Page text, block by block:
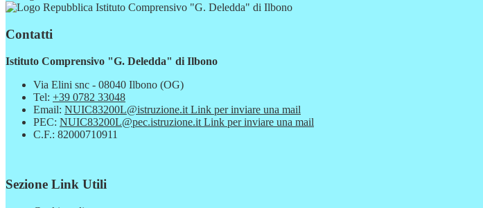
Istituto Comprensivo "G. Deledda" di Ilbono
Contatti
Istituto Comprensivo "G. Deledda" di Ilbono
Via Elini snc - 08040 Ilbono (OG)
Tel: +39 0782 33048
Email: NUIC83200L@istruzione.it Link per inviare una mail
PEC: NUIC83200L@pec.istruzione.it Link per inviare una mail
C.F.: 82000710911
Sezione Link Utili